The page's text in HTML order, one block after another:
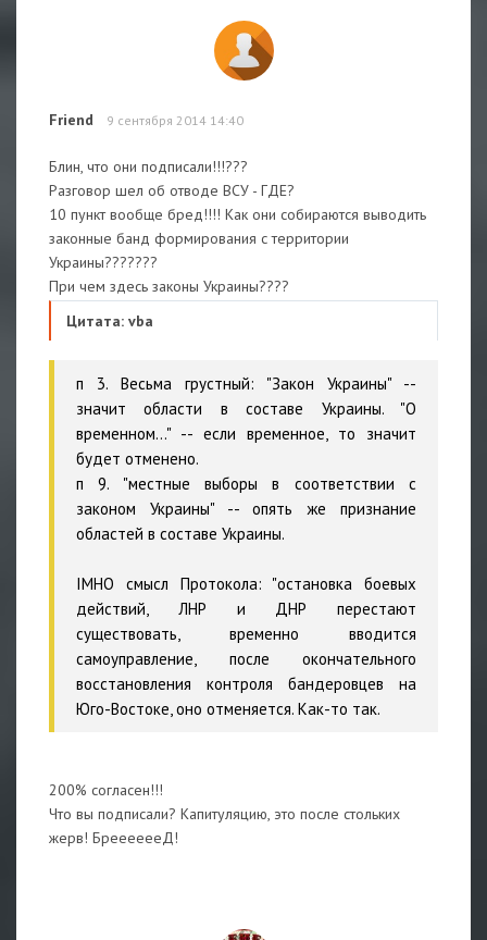
Friend 9 сентября 2014 14:40
Блин, что они подписали!!!???
Разговор шел об отводе ВСУ - ГДЕ?
10 пункт вообще бред!!!! Как они собираются выводить
законные банд формирования с территории
Украины???????
При чем здесь законы Украины????
Цитата: vba
п 3. Весьма грустный: "Закон Украины" --
значит области в составе Украины. "О
временном..." -- если временное, то значит
будет отменено.
п 9. "местные выборы в соответствии с
законом Украины" -- опять же признание
областей в составе Украины.
IMHO смысл Протокола: "остановка боевых
действий, ЛНР и ДНР перестают
существовать, временно вводится
самоуправление, после окончательного
восстановления контроля бандеровцев на
Юго-Востоке, оно отменяется. Как-то так.
200% согласен!!!
Что вы подписали? Капитуляцию, это после стольких
жерв! БрееееееД!